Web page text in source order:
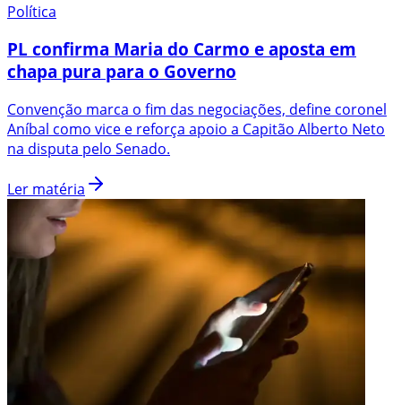
Política
PL confirma Maria do Carmo e aposta em
chapa pura para o Governo
Convenção marca o fim das negociações, define coronel
Aníbal como vice e reforça apoio a Capitão Alberto Neto
na disputa pelo Senado.
Ler matéria